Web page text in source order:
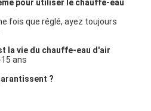
pour utiliser le chauffe-eau
fois que réglé, ayez toujours
la vie du chauffe-eau d'air
ans
?